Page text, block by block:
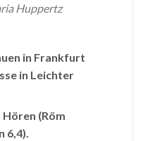
Huppertz
in Frankfurt
in Leichter
(Röm
6,4).